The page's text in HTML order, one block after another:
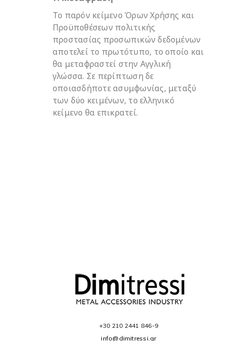
Το παρόν κείμενο Όρων Χρήσης και
Προϋποθέσεων πολιτικής
προστασίας προσωπικών δεδομένων
αποτελεί το πρωτότυπο, το οποίο και
θα μεταφραστεί στην Αγγλική
γλώσσα. Σε περίπτωση δε
οποιασδήποτε ασυμφωνίας, μεταξύ
των δύο κειμένων, το ελληνικό
κείμενο θα επικρατεί.
+30 210 2441 846-9
info@dimitressi.gr